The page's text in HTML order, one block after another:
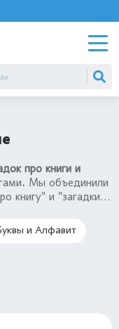
про книги и
. Мы объединили
книгу" и "загадки
чтение
Загадки про
- это настоящее
книги.
и Алфавит